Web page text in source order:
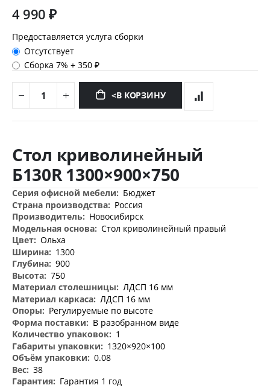
4 990 ₽
Предоставляется услуга сборки
Отсутствует
Сборка 7%+350 ₽
<В КОРЗИНУ
началу
изображений
Стол криволинейный
Б130R 1300×900×750
Дополнительная
информация
Бюджет
Россия
Новосибирск
Стол криволинейный правый
Ольха
1300
900
750
ЛДСП 16 мм
ЛДСП 16 мм
Регулируемые по высоте
В разобранном виде
1
1320×920×100
0.08
38
Гарантия 1 год